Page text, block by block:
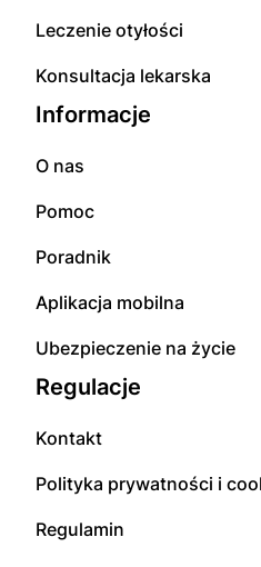
Leczenie otyłości
Konsultacja lekarska
Informacje
O nas
Pomoc
Poradnik
Aplikacja mobilna
Ubezpieczenie na życie
Regulacje
Kontakt
Polityka prywatności i
Regulamin